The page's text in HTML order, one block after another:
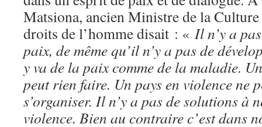
Matsiona, ancien Ministre de la
droits de l’homme disait : « Il n’y a
paix, de même qu’il n’y a pas de
y va de la paix comme de la maladie.
peut rien faire. Un pays en violence ne
s’organiser. Il n’y a pas de solutions à
violence. Bien au contraire c’est dans